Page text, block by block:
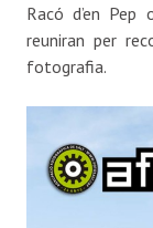
Racó d’en
reuniran per
fotografia.